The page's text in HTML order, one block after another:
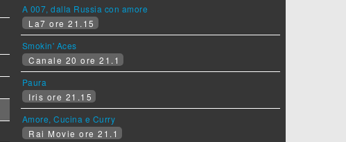
A 007, dalla Russia con amore
La7 ore 21.15
Smokin' Aces
Canale 20 ore 21.1
Paura
Iris ore 21.15
Amore, Cucina e Curry
Rai Movie ore 21.1